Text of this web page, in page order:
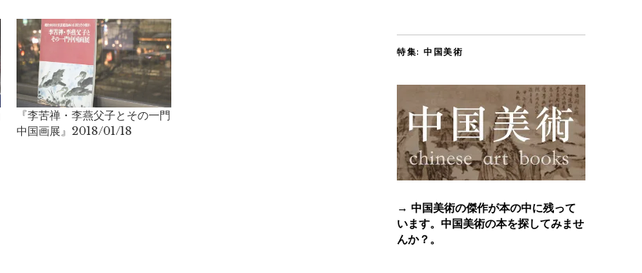
『李苦禅・李燕父子とその一門
中国画展』2018/01/18
特集: 中国美術
→ 中国美術の傑作が本の中に残って
います。中国美術の本を探してみませ
んか？。